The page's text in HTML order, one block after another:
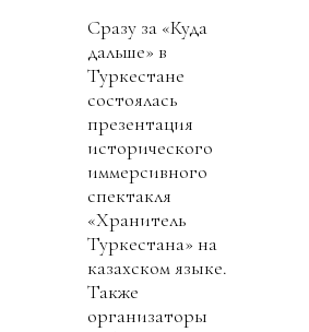
Сразу за «Куда
дальше» в
Туркестане
состоялась
презентация
исторического
иммерсивного
спектакля
«Хранитель
Туркестана» на
казахском языке.
Также
организаторы